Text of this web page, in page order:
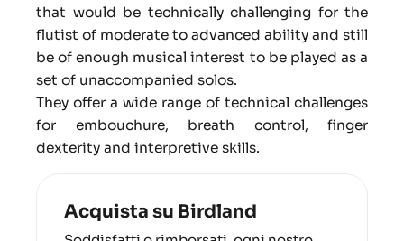
that would be technically challenging for the
flutist of moderate to advanced ability and still
be of enough musical interest to be played as a
set of unaccompanied solos.
They offer a wide range of technical challenges
for embouchure, breath control, finger
dexterity and interpretive skills.
Acquista su Birdland